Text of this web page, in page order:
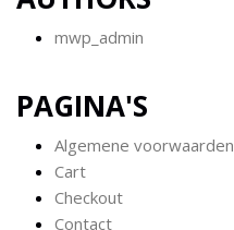
mwp_admin
PAGINA'S
Algemene voorwaarden
Cart
Checkout
Contact